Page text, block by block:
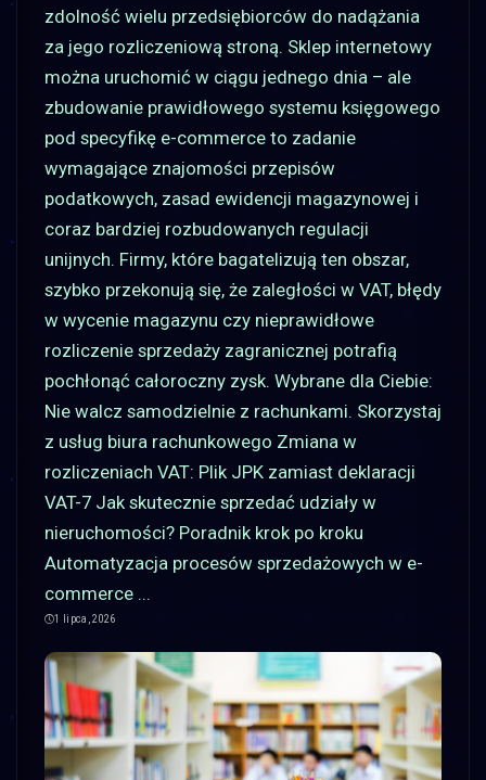
zdolność wielu przedsiębiorców do nadążania
za jego rozliczeniową stroną. Sklep internetowy
można uruchomić w ciągu jednego dnia – ale
zbudowanie prawidłowego systemu księgowego
pod specyfikę e-commerce to zadanie
wymagające znajomości przepisów
podatkowych, zasad ewidencji magazynowej i
coraz bardziej rozbudowanych regulacji
unijnych. Firmy, które bagatelizują ten obszar,
szybko przekonują się, że zaległości w VAT, błędy
w wycenie magazynu czy nieprawidłowe
rozliczenie sprzedaży zagranicznej potrafią
pochłonąć całoroczny zysk. Wybrane dla Ciebie:
Nie walcz samodzielnie z rachunkami. Skorzystaj
z usług biura rachunkowego Zmiana w
rozliczeniach VAT: Plik JPK zamiast deklaracji
VAT-7 Jak skutecznie sprzedać udziały w
nieruchomości? Poradnik krok po kroku
Automatyzacja procesów sprzedażowych w e-
commerce ...
1 lipca, 2026